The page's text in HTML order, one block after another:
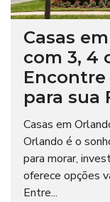
Casas
com 3, 4
Encontre
para sua
Casas em
Orlando é o
para morar,
oferece opções
Entre...